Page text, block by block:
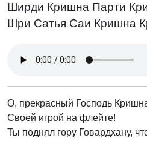
Ширди Кришна Парти
Шри Сатья Саи Кришна
О, прекрасный Господь
Своей игрой на флейте!
Ты поднял гору Говардхану,